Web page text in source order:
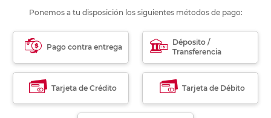
Ponemos a tu disposición los siguientes métodos de pago:
Pago contra entrega
Déposito /
Transferencia
Tarjeta de Crédito Tarjeta de Débito